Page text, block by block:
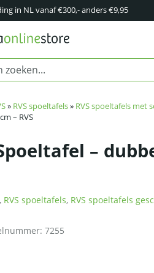
in NL vanaf €300,- anders €9,95
» RVS spoeltafels» RVS spoeltafels met
– RVS
–
, RVS spoeltafels, RVS spoeltafels
7255